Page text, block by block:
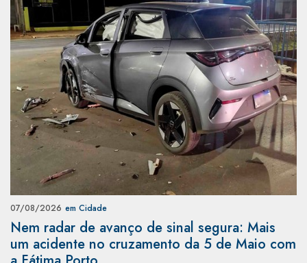
07/08/2026 em Cidade
Nem radar de avanço de sinal segura: Mais
um acidente no cruzamento da 5 de Maio com